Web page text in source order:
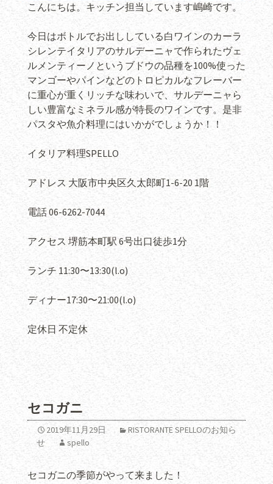
こんにちは。キッチン担当しています嶋崎です。
今日はボトルでお出ししている白ワインのカーラ
シレンテイタリアのサルデーニャで作られたヴェ
ルメンティーノというブドウの品種を100%使った
マンゴーやパインなどのトロピカルなフレーバー
に重心が重くリッチな味わいで、サルデーニャら
しい豊富なミネラル感が特長のワインです。是非
パスタや魚介料理にはいかがでしょうか！！
イタリア料理SPELLO
アドレス 大阪市中央区久太郎町1-6-20 1階
電話 06-6262-7044
アクセス 堺筋本町駅 6号出口徒歩1分
ランチ 11:30〜13:30(l.o)
ディナー17:30〜21:00(l.o)
定休日 不定休
セコガニ
2019年11月29日
RISTORANTE SPELLOのお知ら
せ
spello
セコガニの季節がやって来ました！